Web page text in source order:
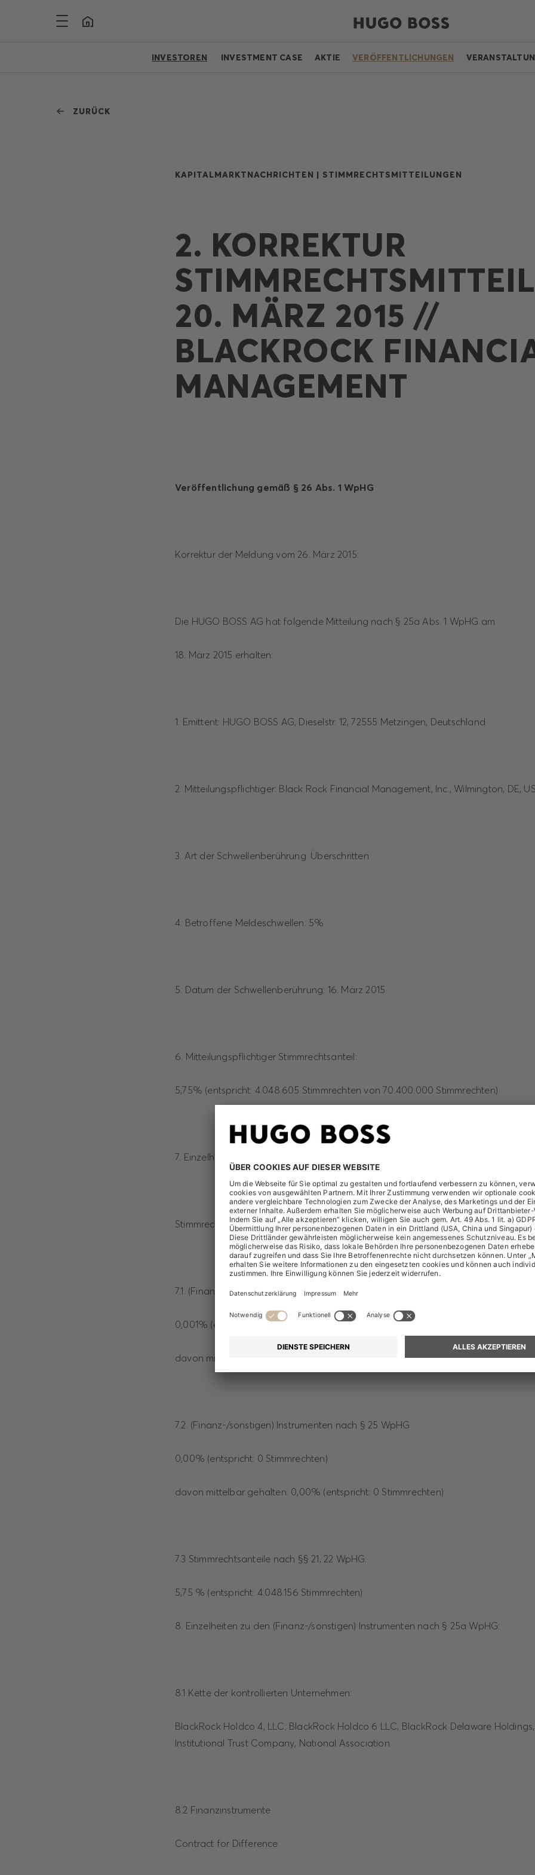
INVESTOREN INVESTMENT CASE AKTIE VERÖFFENTLICHUNGEN
ZURÜCK
KAPITALMARKTNACHRICHTEN | STIMMRECHTSMITTEILUNGEN
2. KORREKTUR
20. MÄRZ 2015 //
BLACKROCK
MANAGEMENT
Veröffentlichung gemäß § 26 Abs. 1 WpHG
Korrektur der Meldung vom 26. März 2015:
Die HUGO BOSS AG hat folgende Mitteilung nach § 25a Abs. 1 WpHG am
18. März 2015 erhalten:
1. Emittent: HUGO BOSS AG, Dieselstr. 12, 72555 Metzingen, Deutschland
2. Mitteilungspflichtiger: Black Rock Financial Management, Inc., Wilmington, DE,
3. Art der Schwellenberührung: Überschritten
4. Betroffene Meldeschwellen: 5%
5. Datum der Schwellenberührung: 16. März 2015
6. Mitteilungspflichtiger Stimmrechtsanteil:
5,75% (entspricht: 4.048.605 Stimmrechten von 70.400.000 Stimmrechten)
7. Einzelheiten zum Stimmrechtsanteil:
Stimmrechtsanteil aufgrund von
7.1. (Finanz-/sonstigen) Instrumenten nach § 25a WpHG:
0,001% (entspricht: 449 Stimmrechten)
davon mittelbar gehalten: 0,001% (entspricht: 449 Stimmrechten)
7.2. (Finanz-/sonstigen) Instrumenten nach § 25 WpHG
0,00% (entspricht: 0 Stimmrechten)
davon mittelbar gehalten: 0,00% (entspricht: 0 Stimmrechten)
7.3 Stimmrechtsanteile nach §§ 21, 22 WpHG:
5,75 % (entspricht: 4.048.156 Stimmrechten)
8. Einzelheiten zu den (Finanz-/sonstigen) Instrumenten nach § 25a WpHG:
8.1 Kette der kontrollierten Unternehmen:
BlackRock Holdco 4, LLC; BlackRock Holdco 6 LLC; BlackRock Delaware
Institutional Trust Company, National Association
8.2 Finanzinstrumente
Contract for Difference